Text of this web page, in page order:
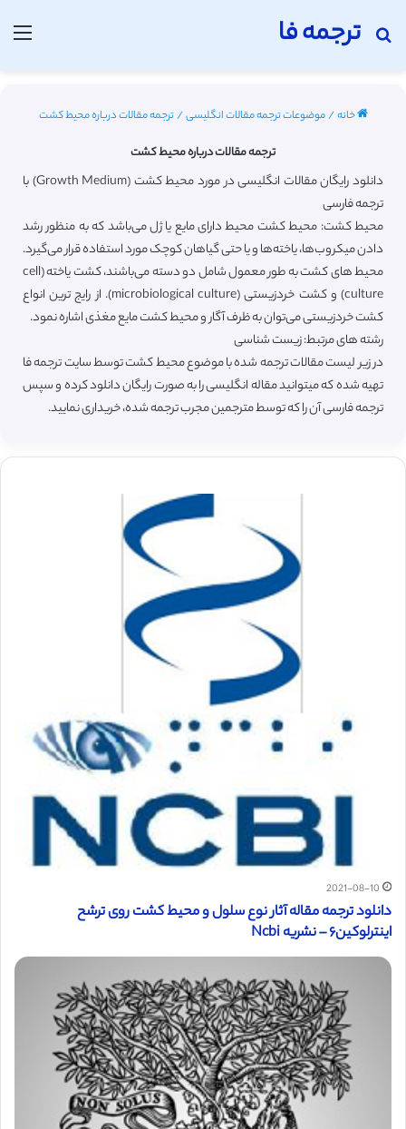
ترجمه فا
جستجو برای
خانه/موضوعات ترجمه مقالات انگلیسی/ترجمه مقالات درباره محیط کشت
ترجمه مقالات درباره محیط کشت
دانلود رایگان مقالات انگلیسی در مورد محیط کشت (Growth Medium) با
ترجمه فارسی
محیط کشت: محیط کشت محیط دارای مایع یا ژل می‌باشد که به منظور رشد
دادن میکروب‌ها، یاخته‌ها و یا حتی گیاهان کوچک مورد استفاده قرار می‌گیرد.
محیط‌ های کشت به طور معمول شامل دو دسته می‌باشند، کشت یاخته (cell
culture) و کشت خردزیستی (microbiological culture). از رایج ترین انواع
کشت خردزیستی می‌توان به ظرف آگار و محیط کشت مایع مغذی اشاره نمود.
رشته های مرتبط: زیست شناسی
در زیر لیست مقالات ترجمه شده با موضوع محیط کشت توسط سایت ترجمه فا
تهیه شده که میتوانید مقاله انگلیسی را به صورت رایگان دانلود کرده و سپس
ترجمه فارسی آن را که توسط مترجمین مجرب ترجمه شده، خریداری نمایید.
2021-08-10
دانلود ترجمه مقاله آثار نوع سلول و محیط کشت روی ترشح
اینترلوکین۶ – نشریه Ncbi